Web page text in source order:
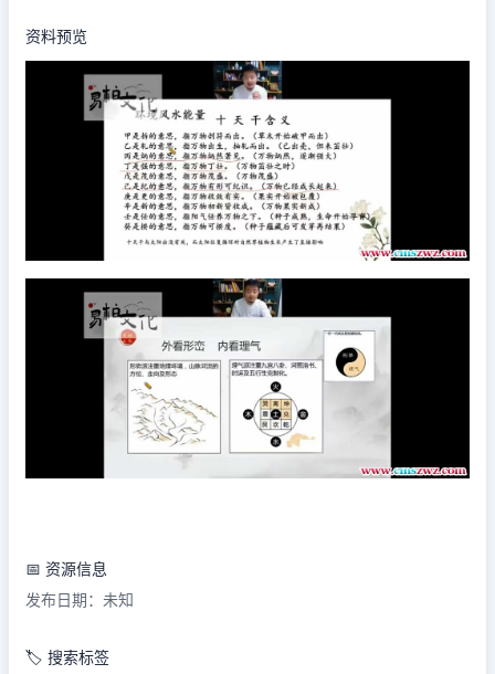
资料预览
📅 资源信息
发布日期：未知
🏷️ 搜索标签